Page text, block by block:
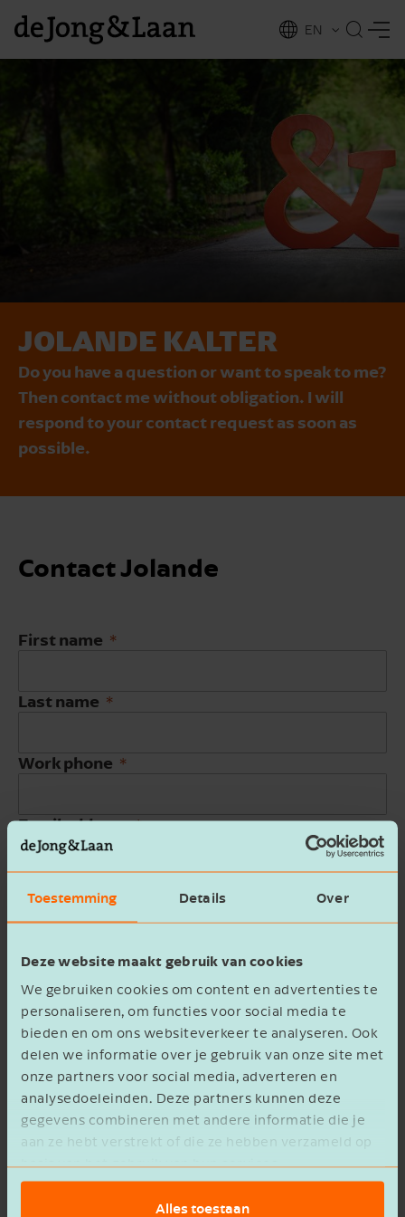
Toestemming Details Over
Deze website maakt gebruik van cookies
We gebruiken cookies om content en advertenties te
personaliseren, om functies voor social media te
bieden en om ons websiteverkeer te analyseren. Ook
delen we informatie over je gebruik van onze site met
onze partners voor social media, adverteren en
analysedoeleinden. Deze partners kunnen deze
gegevens combineren met andere informatie die je
aan ze hebt verstrekt of die ze hebben verzameld op
basis van het gebruik van hun services.
Alles toestaan
EN
NL
JOLANDE KALTER
Do you have a question or want to speak to me?
Then contact me without obligation. I will
respond to your contact request as soon as
possible.
Contact Jolande
First name
Last name
Work phone
Email address
I agree to theprivacy statement
Verzenden